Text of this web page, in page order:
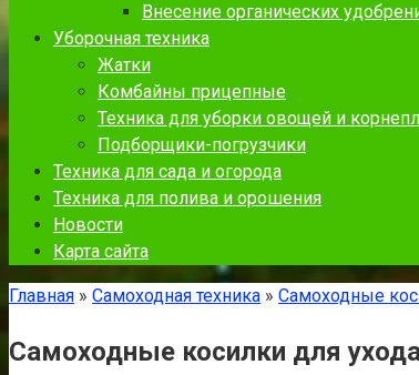
Внесение органических
Уборочная техника
Жатки
Комбайны прицепные
Техника для уборки овощей и
Подборщики-погрузчики
Техника для сада и огорода
Техника для полива и орошения
Новости
Карта сайта
Главная » Самоходная техника » Самоходные
Самоходные косилки для